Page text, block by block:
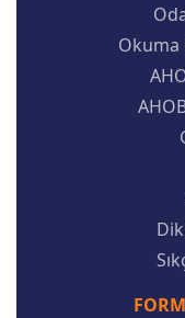
Okuma